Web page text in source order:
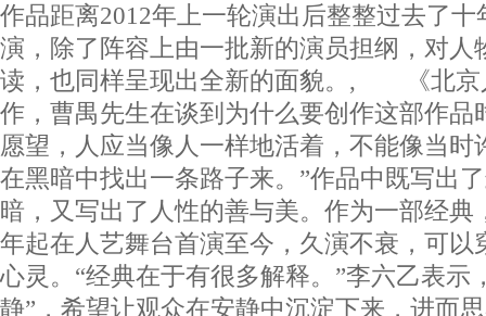
作品距离2012年上一轮演出后整整过去了
演，除了阵容上由一批新的演员担纲，对人
读，也同样呈现出全新的面貌。, 《北京
作，曹禺先生在谈到为什么要创作这部作品
愿望，人应当像人一样地活着，不能像当时
在黑暗中找出一条路子来。”作品中既写出
暗，又写出了人性的善与美。作为一部经典
年起在人艺舞台首演至今，久演不衰，可以
心灵。“经典在于有很多解释。”李六乙表示
静”，希望让观众在安静中沉淀下来，进